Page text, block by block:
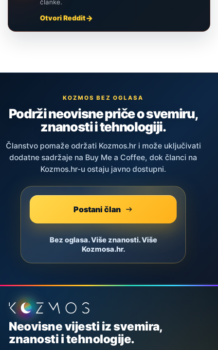
članke.
Otvori Reddit
KOZMOS BEZ OGLASA
Podrži neovisne priče o svemiru,
znanosti i tehnologiji.
Članstvo pomaže održati Kozmos.hr i može uključivati
dodatne sadržaje na Buy Me a Coffee, dok članci na
Kozmos.hr-u ostaju javno dostupni.
Postani član
Bez oglasa. Više znanosti. Više
Kozmosa.hr.
Podnožje stranice
Neovisne vijesti iz svemira,
znanosti i tehnologije.